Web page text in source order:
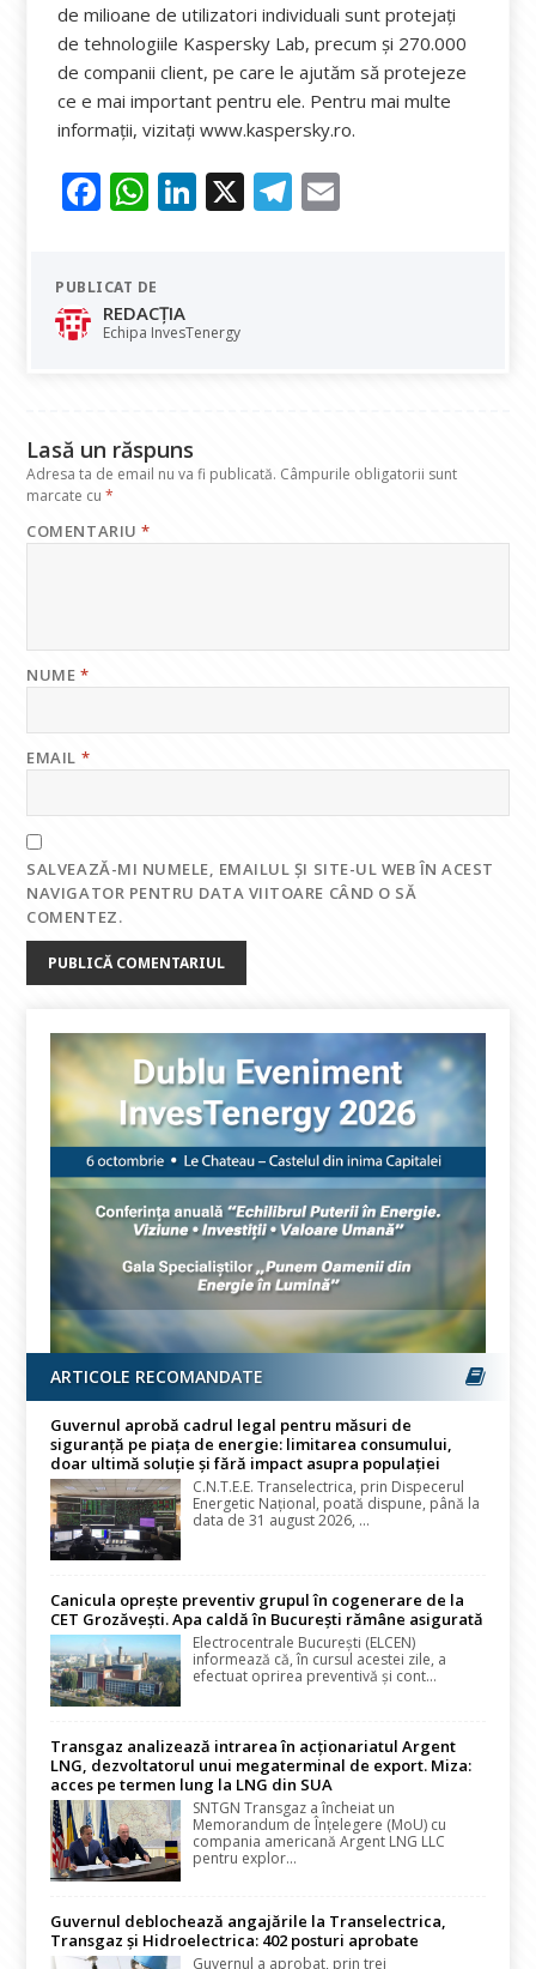
de milioane de utilizatori individuali sunt protejați
de tehnologiile Kaspersky Lab, precum și 270.000
de companii client, pe care le ajutăm să protejeze
ce e mai important pentru ele. Pentru mai multe
informații, vizitați www.kaspersky.ro.
F
e
b
o
W
at
s
A
Li
dI
X T
PUBLICAT DE
REDACȚIA
Echipa InvesTenergy
Lasă un răspuns
Adresa ta de email nu va fi publicată. Câmpurile obligatorii sunt
marcate cu*
COMENTARIU*
NUME*
EMAIL *
SALVEAZĂ-MI NUMELE, EMAILUL ȘI SITE-UL WEB ÎN ACEST
NAVIGATOR PENTRU DATA VIITOARE CÂND O SĂ
COMENTEZ.
ARTICOLE RECOMANDATE
Guvernul aprobă cadrul legal pentru măsuri de
siguranță pe piața de energie: limitarea consumului,
doar ultimă soluție și fără impact asupra populației
C.N.T.E.E. Transelectrica, prin Dispecerul
Energetic Național, poată dispune, până la
data de 31 august 2026, ...
Canicula oprește preventiv grupul în cogenerare de la
CET Grozăvești. Apa caldă în București rămâne asigurată
Electrocentrale București (ELCEN)
informează că, în cursul acestei zile, a
efectuat oprirea preventivă și cont...
Transgaz analizează intrarea în acționariatul Argent
LNG, dezvoltatorul unui megaterminal de export. Miza:
acces pe termen lung la LNG din SUA
SNTGN Transgaz a încheiat un
Memorandum de Înțelegere (MoU) cu
compania americană Argent LNG LLC
pentru explor...
Guvernul deblochează angajările la Transelectrica,
Transgaz și Hidroelectrica: 402 posturi aprobate
Guvernul a aprobat, prin trei